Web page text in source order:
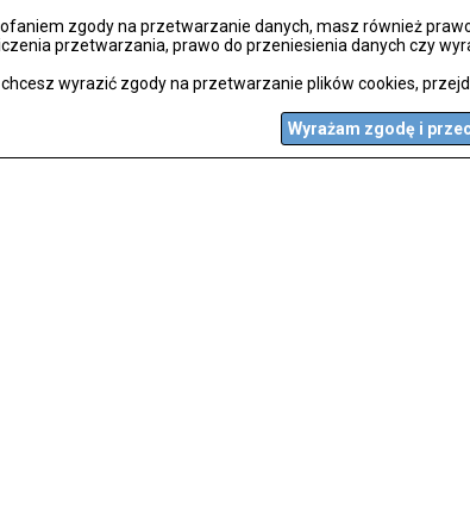
zgody na przetwarzanie danych, masz również
przetwarzania, prawo do przeniesienia danych czy
wyrazić zgody na przetwarzanie plików cookies,
Wyrażam zgodę i